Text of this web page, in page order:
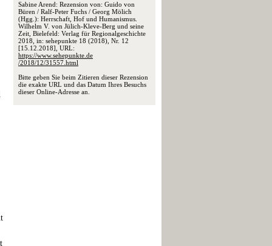
Sabine Arend: Rezension von: Guido von
Büren / Ralf-Peter Fuchs / Georg Mölich
(Hgg.): Herrschaft, Hof und Humanismus.
Wilhelm V. von Jülich-Kleve-Berg und seine
Zeit, Bielefeld: Verlag für Regionalgeschichte
2018, in: sehepunkte 18 (2018), Nr. 12
[15.12.2018], URL:
https://www.sehepunkte.de
/2018/12/31557.html
Bitte geben Sie beim Zitieren dieser Rezension
die exakte URL und das Datum Ihres Besuchs
dieser Online-Adresse an.